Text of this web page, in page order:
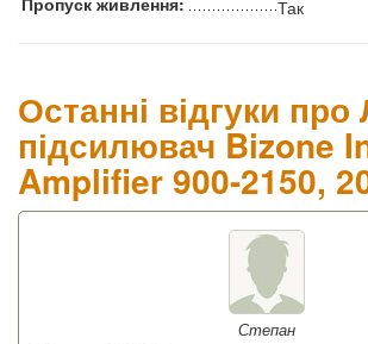
Так
Останні відгуки про
підсилювач Bizone
Amplifier 900-2150,
Степан